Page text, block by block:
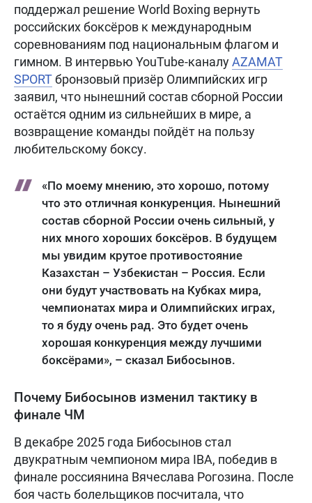
поддержал решение World Boxing вернуть
российских боксёров к международным
соревнованиям под национальным флагом и
гимном. В интервью YouTube-каналуAZAMAT
SPORTбронзовый призёр Олимпийских игр
заявил, что нынешний состав сборной России
остаётся одним из сильнейших в мире, а
возвращение команды пойдёт на пользу
любительскому боксу.
«По моему мнению, это хорошо, потому
что это отличная конкуренция. Нынешний
состав сборной России очень сильный, у
них много хороших боксёров. В будущем
мы увидим крутое противостояние
Казахстан – Узбекистан – Россия. Если
они будут участвовать на Кубках мира,
чемпионатах мира и Олимпийских играх,
то я буду очень рад. Это будет очень
хорошая конкуренция между лучшими
боксёрами», – сказал Бибосынов.
Почему Бибосынов изменил тактику в
финале ЧМ
В декабре 2025 года Бибосынов стал
двукратным чемпионом мира IBA, победив в
финале россиянина Вячеслава Рогозина. После
боя часть болельщиков посчитала, что